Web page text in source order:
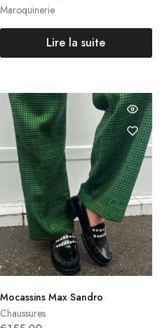
Maroquinerie
Lire la suite
Chaussures
Mocassins Max Sandro